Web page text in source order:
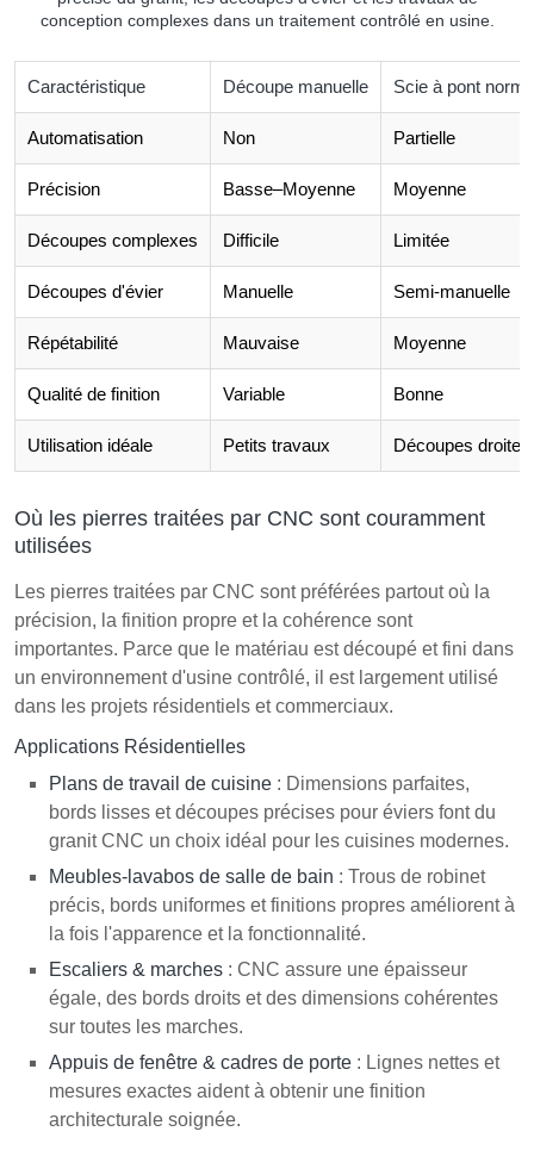
conception complexes dans un traitement contrôlé en usine.
Caractéristique Découpe manuelle Scie à pont
Automatisation Non Partielle
Précision Basse–Moyenne Moyenne
Découpes complexes Difficile Limitée
Découpes d'évier Manuelle Semi-manuelle
Répétabilité Mauvaise Moyenne
Qualité de finition Variable Bonne
Utilisation idéale Petits travaux Découpes droites
Où les pierres traitées par CNC sont couramment
utilisées
Les pierres traitées par CNC sont préférées partout où la
précision, la finition propre et la cohérence sont
importantes. Parce que le matériau est découpé et fini dans
un environnement d'usine contrôlé, il est largement utilisé
dans les projets résidentiels et commerciaux.
Applications Résidentielles
Plans de travail de cuisine : Dimensions parfaites,
bords lisses et découpes précises pour éviers font du
granit CNC un choix idéal pour les cuisines modernes.
Meubles-lavabos de salle de bain : Trous de robinet
précis, bords uniformes et finitions propres améliorent à
la fois l'apparence et la fonctionnalité.
Escaliers & marches : CNC assure une épaisseur
égale, des bords droits et des dimensions cohérentes
sur toutes les marches.
Appuis de fenêtre & cadres de porte : Lignes nettes et
mesures exactes aident à obtenir une finition
architecturale soignée.